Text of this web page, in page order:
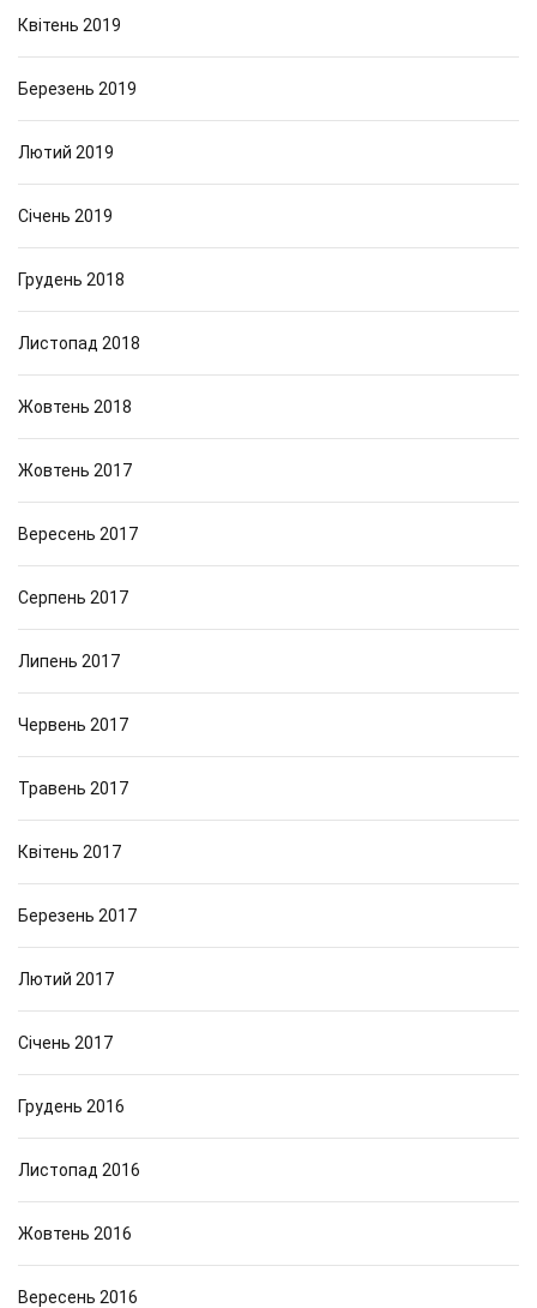
Квітень 2019
Березень 2019
Лютий 2019
Січень 2019
Грудень 2018
Листопад 2018
Жовтень 2018
Жовтень 2017
Вересень 2017
Серпень 2017
Липень 2017
Червень 2017
Травень 2017
Квітень 2017
Березень 2017
Лютий 2017
Січень 2017
Грудень 2016
Листопад 2016
Жовтень 2016
Вересень 2016